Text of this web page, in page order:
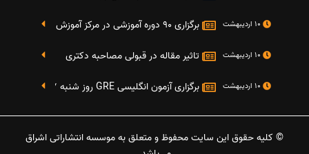
برگزاری 90 دوره آموزشی در مرکز آموزش فرهنگی دانشگاه علامه
تاثیر مقاله در قبولی مصاحبه دکتری
برگزاری آزمون انگلیسی GRE روز شنبه 27 شهریور(مقارن با 17 سپتامبر 2016)
© کلیه حقوق این سایت محفوظ و متعلق به موسسه انتشاراتی اشراق